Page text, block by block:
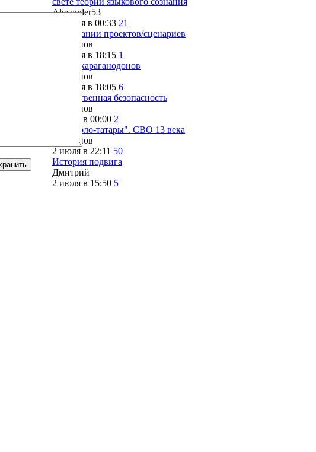
Alexander53
28 июля в 00:33 21
О вписании проектов/сценариев
Агафонов
26 июля в 18:15 1
Тупик караганодонов
Агафонов
26 июля в 18:05 6
Общественная безопасность
Агафонов
4 июля в 00:00 2
"Монголо-татары". СВО 13 века
Агафонов
2 июля в 22:11 50
История подвига
Дмитрий
2 июля в 15:50 5